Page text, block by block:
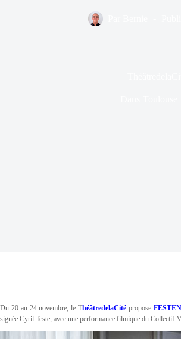
Du 20 au 24 novembre, le ThéâtredelaCité propose FESTEN
signée Cyril Teste, avec une performance filmique du Collectif